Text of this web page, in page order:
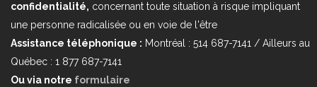
confidentialité, concernant toute situation à risque impliquant
une personne radicalisée ou en voie de l'être
Assistance téléphonique : Montréal : 514 687-7141 / Ailleurs au
Québec : 1 877 687-7141
Ou via notre formulaire